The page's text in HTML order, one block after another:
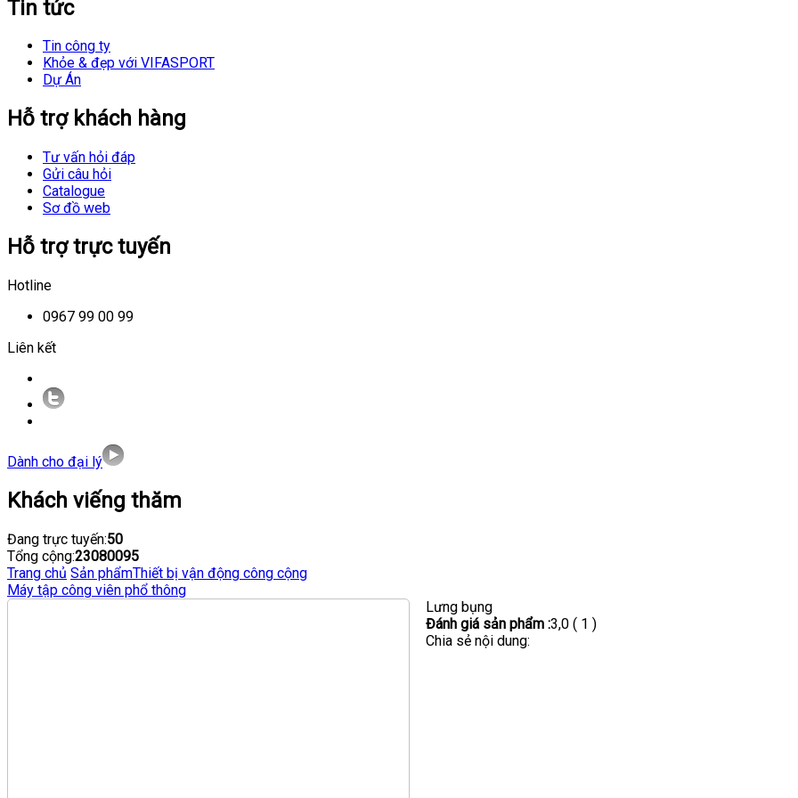
Tin tức
Tin công ty
Khỏe & đẹp với VIFASPORT
Dự Án
Hỗ trợ khách hàng
Tư vấn hỏi đáp
Gửi câu hỏi
Catalogue
Sơ đồ web
Hỗ trợ trực tuyến
Hotline
0967 99 00 99
Liên kết
Dành cho đại lý
Khách viếng thăm
Đang trực tuyến:50
Tổng cộng:23080095
Trang chủ Sản phẩmThiết bị vận động công cộng
Máy tập công viên phổ thông
Lưng bụng
Đánh giá sản phẩm :3,0 ( 1 )
Chia sẻ nội dung: